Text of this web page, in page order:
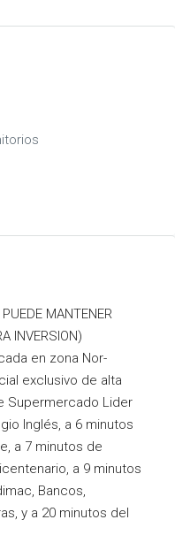
MANTENER
INVERSION)
en zona Nor-
exclusivo de alta
Supermercado Lider
Inglés, a 6 minutos
a 7 minutos de
a 9 minutos
Bancos,
y a 20 minutos del